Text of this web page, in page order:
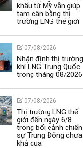
khẩu từ Mỹ vẫn giúp
tạm cân bằng thị
trường LNG thế giới
07/08/2026
Nhận định thị trường
khí LNG Trung Quốc
trong tháng 08/2026
07/08/2026
Thị trường LNG thế
giới đến ngày 6/8
trong bối cảnh chiến
sự Trung Đông chưa
khả qua